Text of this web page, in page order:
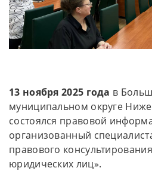
13 ноября 2025 года в
муниципальном округе
состоялся правовой
организованный
правового
юридических лиц».